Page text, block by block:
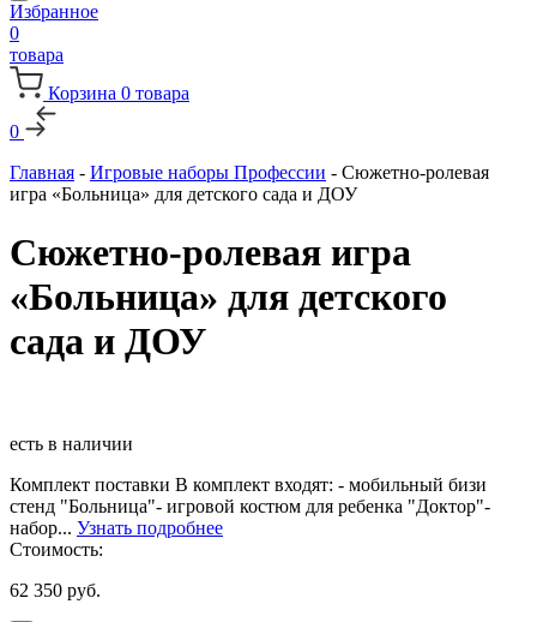
Избранное
0
товара
Корзина 0 товара
0
Главная - Игровые наборы Профессии - Сюжетно-ролевая
игра «Больница» для детского сада и ДОУ
Сюжетно-ролевая игра
«Больница» для детского
сада и ДОУ
есть в наличии
Комплект поставки В комплект входят: - мобильный бизи
стенд "Больница"- игровой костюм для ребенка "Доктор"-
набор... Узнать подробнее
Стоимость:
62 350 руб.